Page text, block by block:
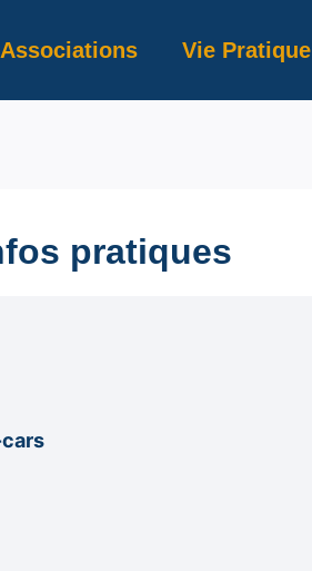
Associations Vie Pratique
pratiques